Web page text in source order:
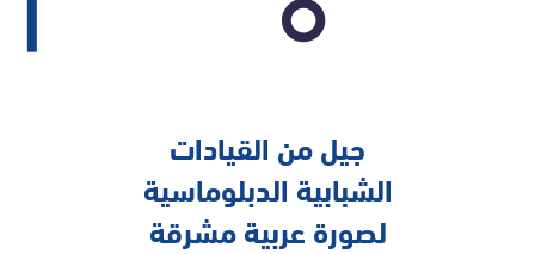
جيل من القيادات
الشبابية الدبلوماسية
لصورة عربية مشرقة